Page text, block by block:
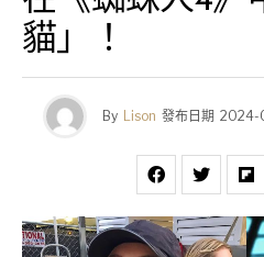
貓」！
By Lison 發布日期 2024-